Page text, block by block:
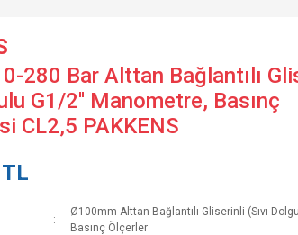
280 Bar Alttan Bağlantılı
G1/2'' Manometre, Basınç
CL2,5 PAKKENS
Ø100mm Alttan Bağlantılı Gliserinli (Sıvı
Basınç Ölçerler